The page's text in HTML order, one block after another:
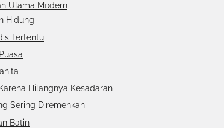
Ulama Modern
Hidung
Tertentu
Hilangnya Kesadaran
Sering Diremehkan
Batin